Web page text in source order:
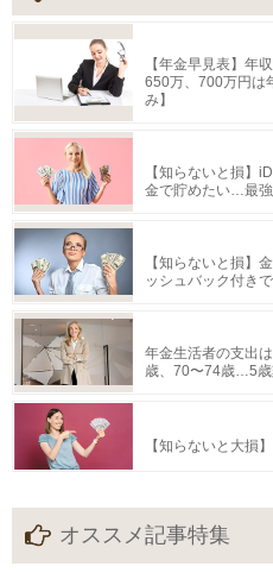
【年金早見表】年
650万、700万円は
み】
【知らないと損】
金で貯めたい…最強
【知らないと損】
ッシュバック付き
年金生活者の支出
歳、70〜74歳…5歳
【知らないと大損
オススメ記事特集